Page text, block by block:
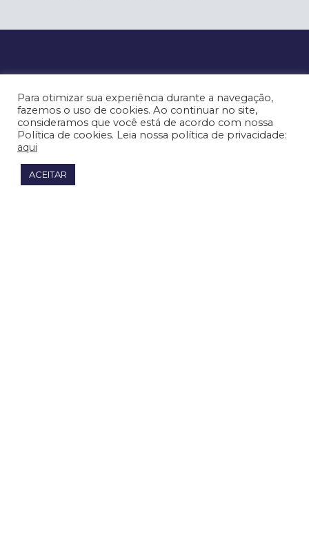
Para otimizar sua experiência durante a navegação,
fazemos o uso de cookies. Ao continuar no site,
consideramos que você está de acordo com nossa
Política de cookies. Leia nossa política de privacidade:
aqui
ACEITAR